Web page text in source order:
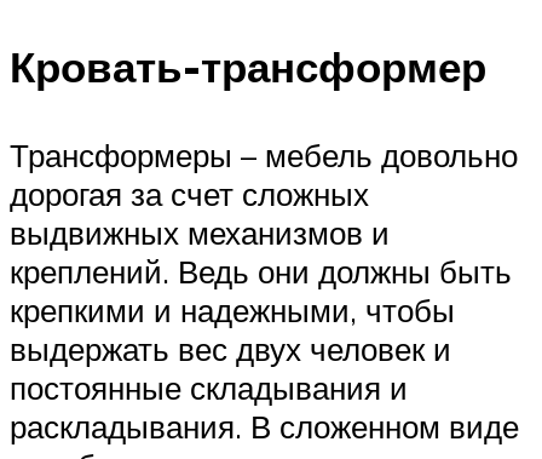
Кровать-трансформер
Трансформеры – мебель довольно
дорогая за счет сложных
выдвижных механизмов и
креплений. Ведь они должны быть
крепкими и надежными, чтобы
выдержать вес двух человек и
постоянные складывания и
раскладывания. В сложенном виде